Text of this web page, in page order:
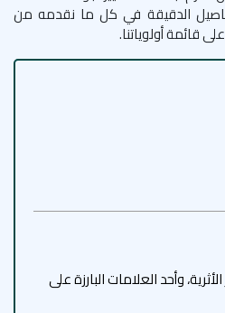
الدقيقة في كل ما نقدمه من
قائمة أولوياتنا.
وأحد العلامات البارزة على